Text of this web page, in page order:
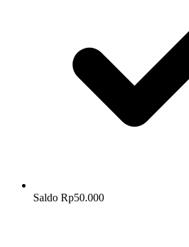
Saldo Rp50.000